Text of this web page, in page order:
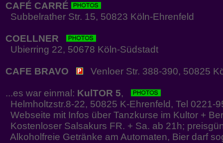
CAFÉ CARRÉ
Subbelrather Str. 15, 50823 Köln-Ehrenfeld
COELLNER
Ubierring 22, 50678 Köln-Südstadt
CAFE BRAVO Venloer Str. 388-390, 50825
...es war einmal: KulTOR 5,
Helmholtzstr.8-22, 50825 K-Ehrenfeld, Tel 0221-
Webseite mit Infos über Tanzkurse im Kultor +
Kostenloser Salsakurs FR. + Sa. ab 21h;
Alkoholfreie Getränke am Automaten, Bier darf